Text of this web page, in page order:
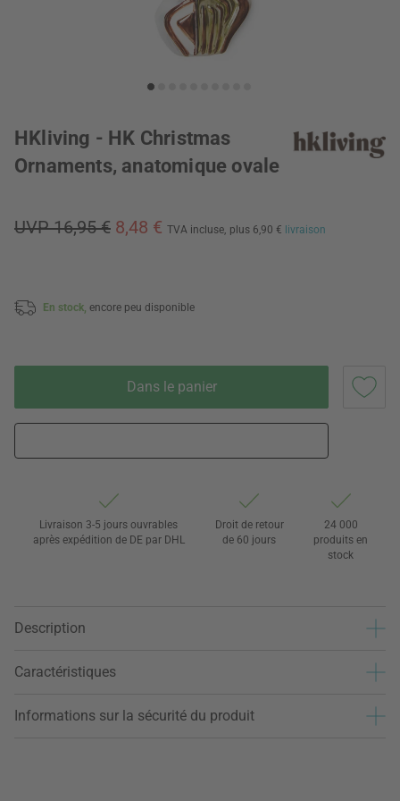
HKliving - HK Christmas
Ornaments, anatomique ovale
UVP 16,95 € 8,48 € TVA incluse, plus 6,90 € livraison
En stock, encore peu disponible
Dans le panier
Livraison 3-5 jours ouvrables
après expédition de DE par DHL
Droit de retour
de 60 jours
24 000
produits en
stock
Description
Caractéristiques
Informations sur la sécurité du produit